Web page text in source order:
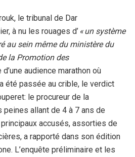
le tribunal de Dar
à nu les rouages d’ « un système
au sein même du ministère du
la Promotion des
d’une audience marathon où
été passée au crible, le verdict
le procureur de la
peines allant de 4 à 7 ans de
accusés, assorties de
a rapporté dans son édition
L’enquête préliminaire et les